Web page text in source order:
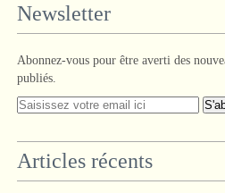
Newsletter
Abonnez-vous pour être averti des
publiés.
Articles récents